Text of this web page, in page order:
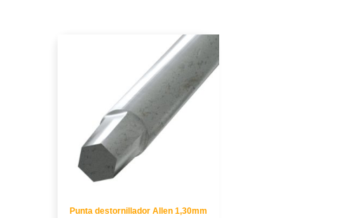
Punta destornillador Allen 1,30mm